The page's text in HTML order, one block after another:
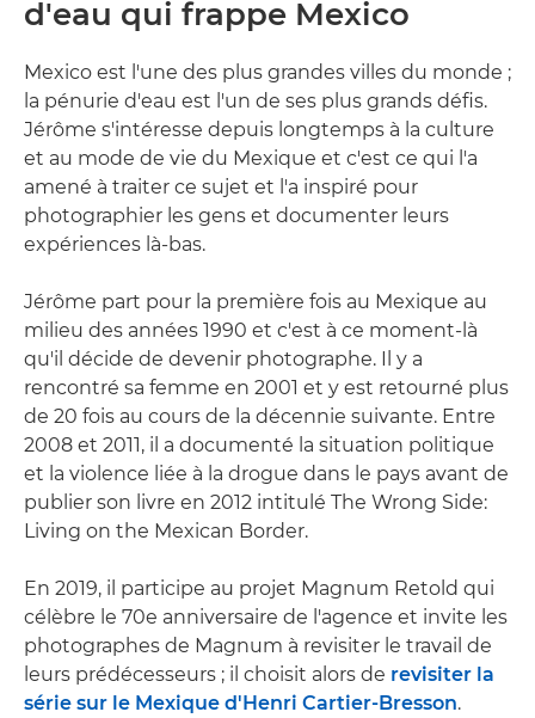
d'eau qui frappe Mexico
Mexico est l'une des plus grandes villes du monde ;
la pénurie d'eau est l'un de ses plus grands défis.
Jérôme s'intéresse depuis longtemps à la culture
et au mode de vie du Mexique et c'est ce qui l'a
amené à traiter ce sujet et l'a inspiré pour
photographier les gens et documenter leurs
expériences là-bas.
Jérôme part pour la première fois au Mexique au
milieu des années 1990 et c'est à ce moment-là
qu'il décide de devenir photographe. Il y a
rencontré sa femme en 2001 et y est retourné plus
de 20 fois au cours de la décennie suivante. Entre
2008 et 2011, il a documenté la situation politique
et la violence liée à la drogue dans le pays avant de
publier son livre en 2012 intitulé The Wrong Side:
Living on the Mexican Border.
En 2019, il participe au projet Magnum Retold qui
célèbre le 70e anniversaire de l'agence et invite les
photographes de Magnum à revisiter le travail de
leurs prédécesseurs ; il choisit alors de revisiter la
série sur le Mexique d'Henri Cartier-Bresson.